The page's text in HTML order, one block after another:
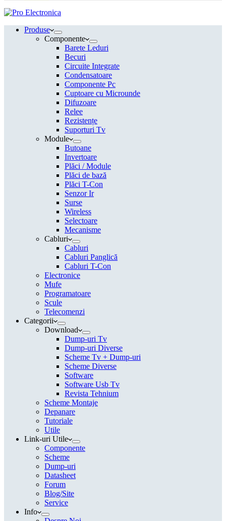
Produse
Componente
Barete Leduri
Becuri
Circuite Integrate
Condensatoare
Componente Pc
Cuptoare cu Microunde
Difuzoare
Relee
Rezistențe
Suporturi Tv
Module
Butoane
Invertoare
Plăci / Module
Plăci de bază
Plăci T-Con
Senzor Ir
Surse
Wireless
Selectoare
Mecanisme
Cabluri
Cabluri
Cabluri Panglică
Cabluri T-Con
Electronice
Mufe
Programatoare
Scule
Telecomenzi
Categorii
Download
Dump-uri Tv
Dump-uri Diverse
Scheme Tv + Dump-uri
Scheme Diverse
Software
Software Usb Tv
Revista Tehnium
Scheme Montaje
Depanare
Tutoriale
Utile
Link-uri Utile
Componente
Scheme
Dump-uri
Datasheet
Forum
Blog/Site
Service
Info